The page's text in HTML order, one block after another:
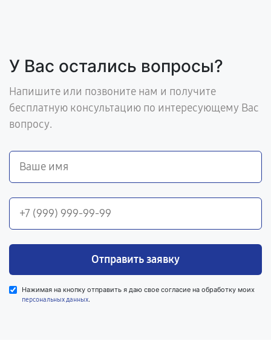
У Вас остались вопросы?
Напишите или позвоните нам и получите
бесплатную консультацию по интересующему Вас
вопросу.
Отправить заявку
Нажимая на кнопку отправить я даю свое согласие на обработку моих
персональных данных.